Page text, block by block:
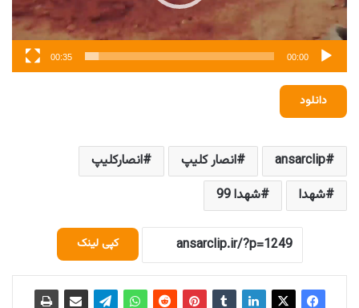
00:00
00:35
دانلود
ansarclip انصار کلیپ
انصارکلیپ
شهدا
شهدا 99
کپی لینک